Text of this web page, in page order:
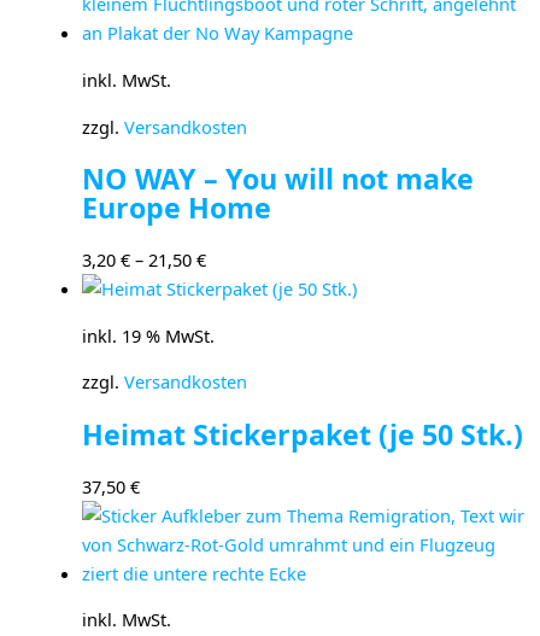
inkl. MwSt.
zzgl. Versandkosten
NO WAY – You will not make
Europe Home
3,20 € – 21,50 €
inkl. 19 % MwSt.
zzgl. Versandkosten
Heimat Stickerpaket (je 50 Stk.)
37,50 €
inkl. MwSt.